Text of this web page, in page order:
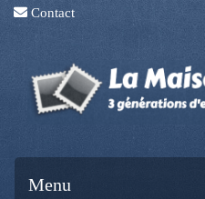
Contact
Menu